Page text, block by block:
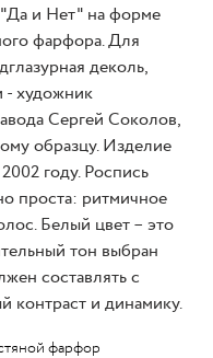
и Нет" на форме
фарфора. Для
деколь,
- художник
Сергей Соколов,
образцу. Изделие
году. Роспись
проста: ритмичное
Белый цвет – это
тон выбран
составлять с
и динамику.
фарфор